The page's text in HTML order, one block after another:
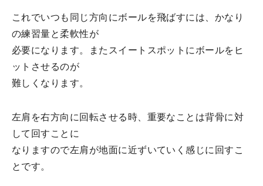
これでいつも同じ方向にボールを飛ばすには、かなり
の練習量と柔軟性が
必要になります。またスイートスポットにボールをヒ
ットさせるのが
難しくなります。
左肩を右方向に回転させる時、重要なことは背骨に対
して回すことに
なりますので左肩が地面に近ずいていく感じに回すこ
とです。